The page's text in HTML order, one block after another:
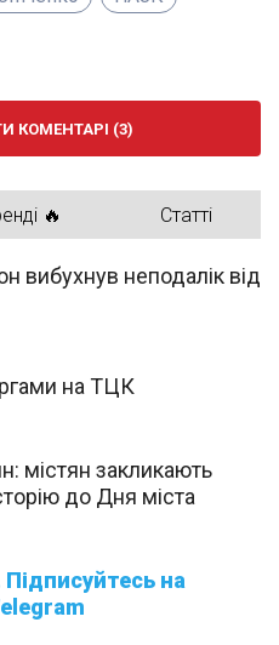
КОМЕНТАРІ (3)
🔥 Статті
вибухнув неподалік від
на ТЦК
містян закликають
до Дня міста